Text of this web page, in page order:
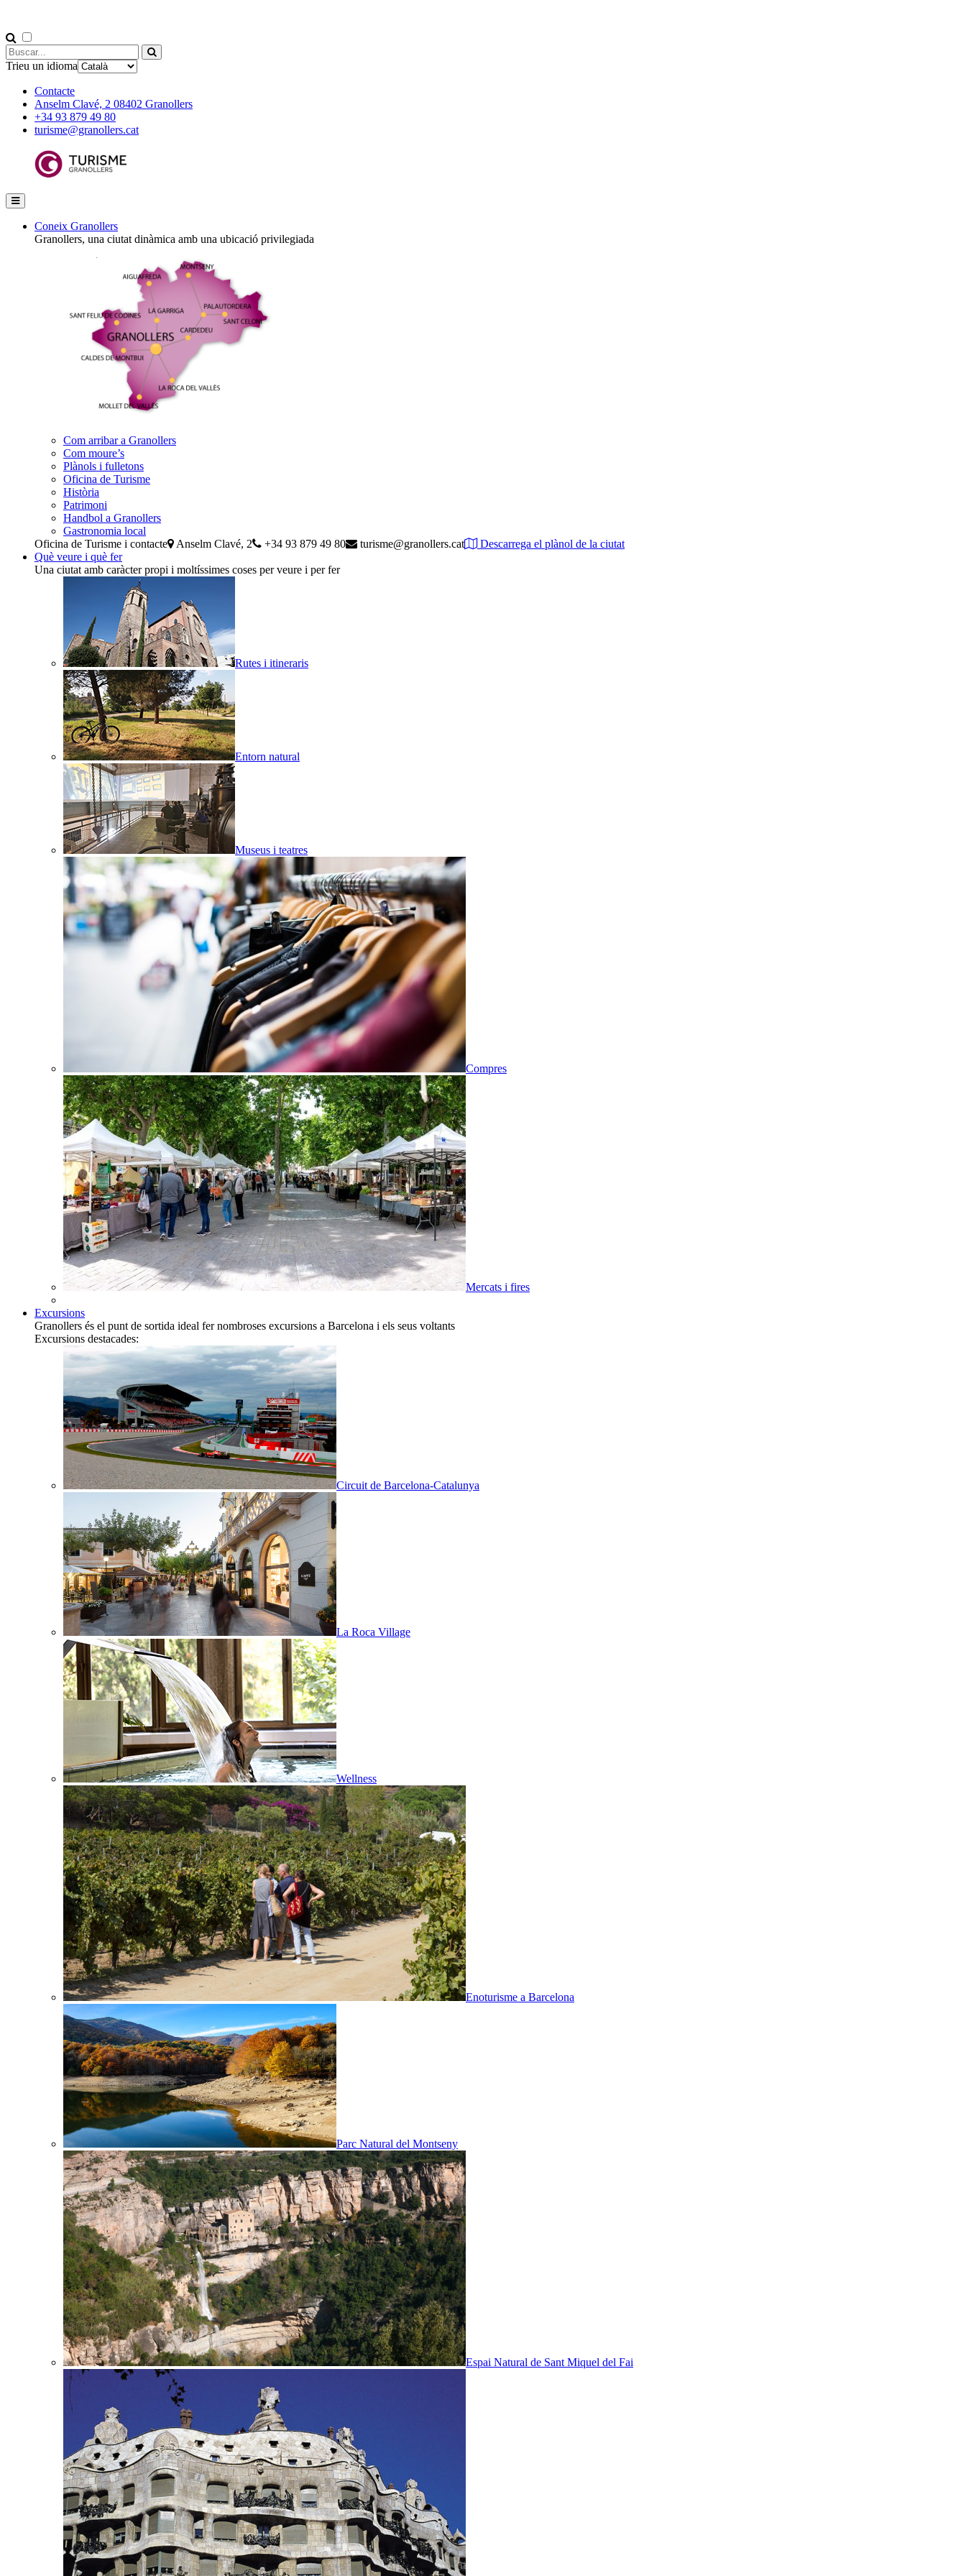
Trieu un idioma
Contacte
Anselm Clavé, 2 08402 Granollers
+34 93 879 49 80
turisme@granollers.cat
Coneix Granollers
Granollers, una ciutat dinàmica amb una ubicació privilegiada
Com arribar a Granollers
Com moure’s
Plànols i fulletons
Oficina de Turisme
Història
Patrimoni
Handbol a Granollers
Gastronomia local
Oficina de Turisme i contacte
Anselm Clavé, 2 +34 93 879 49 80 turisme@granollers.cat
Descarrega el plànol de la ciutat
Què veure i què fer
Una ciutat amb caràcter propi i moltíssimes coses per veure i per fer
Rutes i itineraris
Entorn natural
Museus i teatres
Compres
Mercats i fires
Excursions
Granollers és el punt de sortida ideal fer nombroses excursions a Barcelona i els seus voltants
Excursions destacades:
Circuit de Barcelona-Catalunya
La Roca Village
Wellness
Enoturisme a Barcelona
Parc Natural del Montseny
Espai Natural de Sant Miquel del Fai